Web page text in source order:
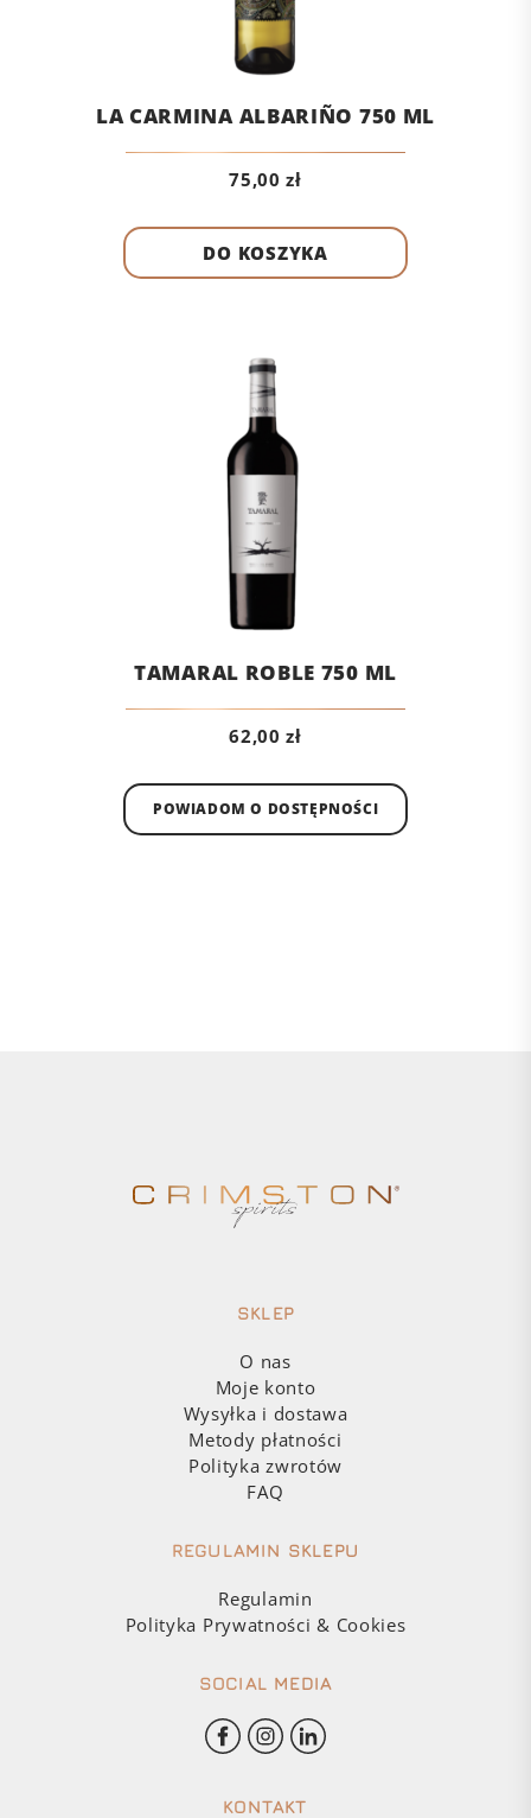
LA CARMINA ALBARIÑO 750 ML
75,00zł
DO KOSZYKA
TAMARAL ROBLE 750 ML
62,00zł
POWIADOM O DOSTĘPNOŚCI
SKLEP
O nas
Moje konto
Wysyłka i dostawa
Metody płatności
Polityka zwrotów
FAQ
REGULAMIN SKLEPU
Regulamin
Polityka Prywatności & Cookies
SOCIAL MEDIA
KONTAKT